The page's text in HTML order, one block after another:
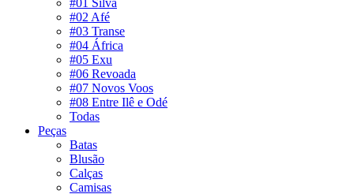
#01 Silva
#02 Afé
#03 Transe
#04 África
#05 Exu
#06 Revoada
#07 Novos Voos
#08 Entre Ilê e Odé
Todas
Peças
Batas
Blusão
Calças
Camisas